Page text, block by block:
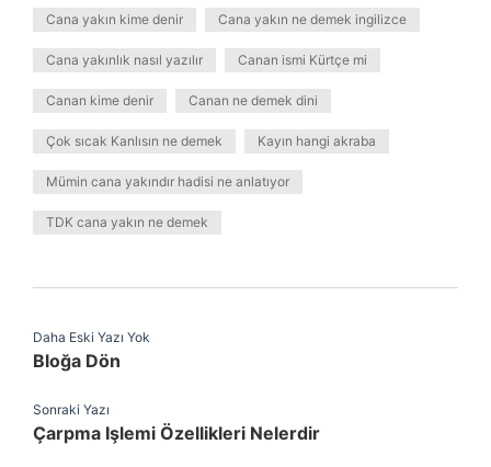
Cana yakın kime denir Cana yakın ne demek ingilizce
Cana yakınlık nasıl yazılır Canan ismi Kürtçe mi
Canan kime denir Canan ne demek dini
Çok sıcak Kanlısın ne demek Kayın hangi akraba
Mümin cana yakındır hadisi ne anlatıyor
TDK cana yakın ne demek
Daha Eski Yazı Yok
Bloğa Dön
Sonraki Yazı
Çarpma Işlemi Özellikleri Nelerdir